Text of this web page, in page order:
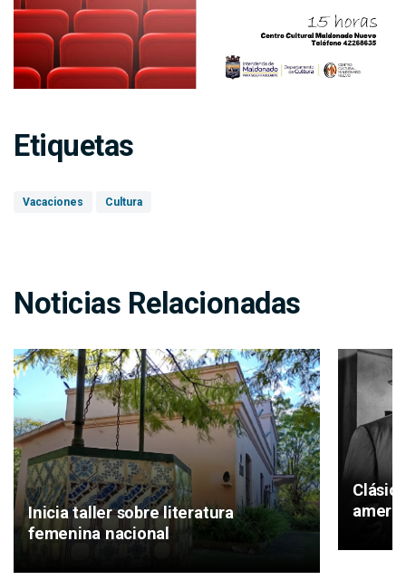
Etiquetas
Vacaciones Cultura
Noticias Relacionadas
Inicia taller sobre literatura
femenina nacional